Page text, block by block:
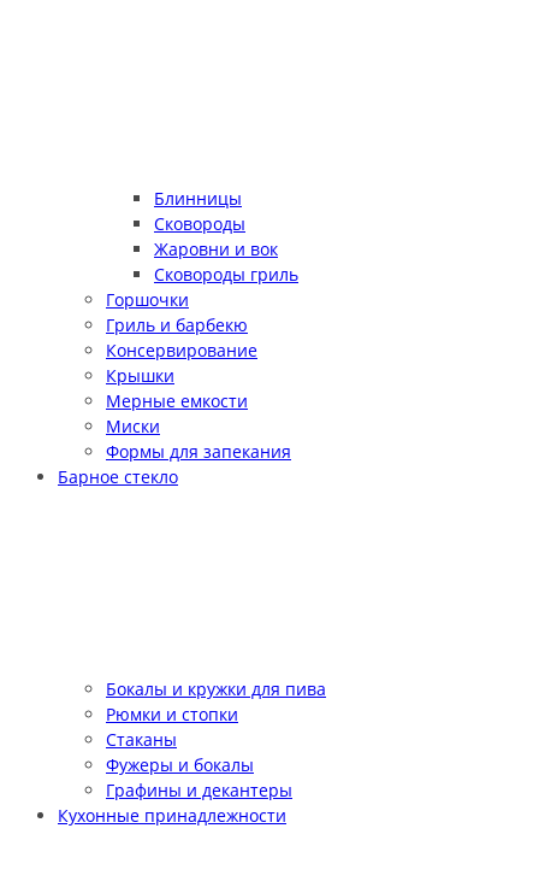
Блинницы
Сковороды
Жаровни и вок
Сковороды гриль
Горшочки
Гриль и барбекю
Консервирование
Крышки
Мерные емкости
Миски
Формы для запекания
Барное стекло
Бокалы и кружки для пива
Рюмки и стопки
Стаканы
Фужеры и бокалы
Графины и декантеры
Кухонные принадлежности